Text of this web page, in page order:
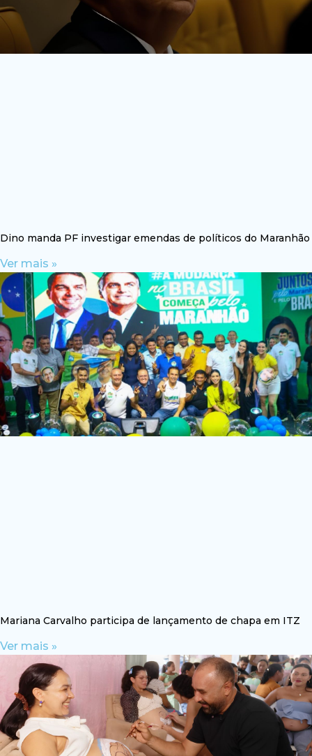
Dino manda PF investigar emendas de políticos do Maranhão
Ver mais »
Mariana Carvalho participa de lançamento de chapa em ITZ
Ver mais »